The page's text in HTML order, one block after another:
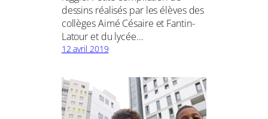
dessins réalisés par les élèves des
collèges Aimé Césaire et Fantin-
Latour et du lycée…
12 avril 2019